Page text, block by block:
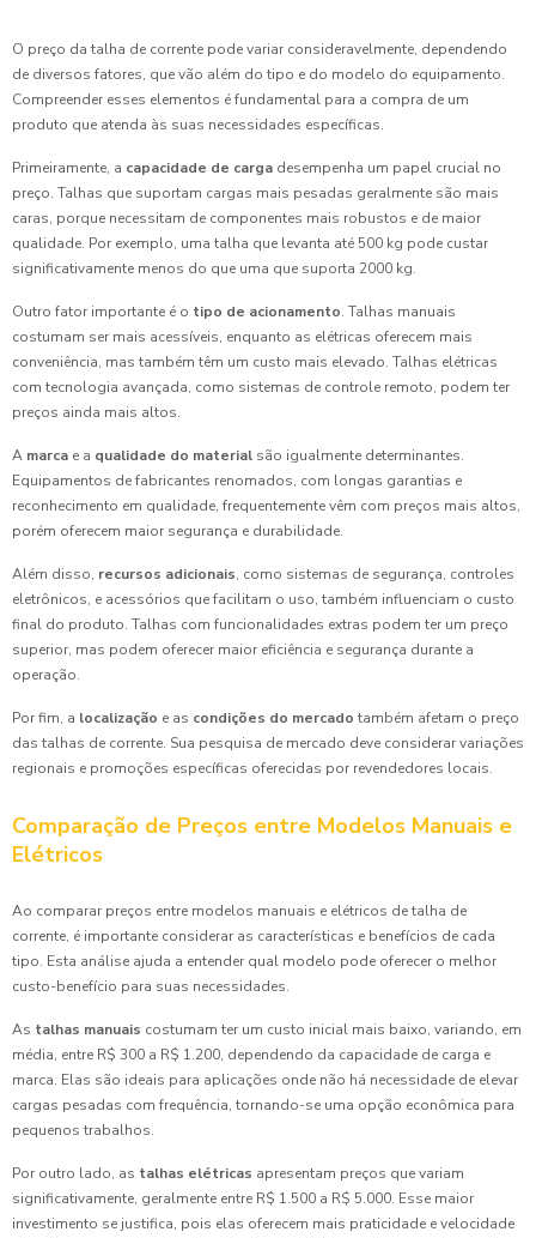
O preço da talha de corrente pode variar consideravelmente, dependendo
de diversos fatores, que vão além do tipo e do modelo do equipamento.
Compreender esses elementos é fundamental para a compra de um
produto que atenda às suas necessidades específicas.
Primeiramente, a capacidade de carga desempenha um papel crucial no
preço. Talhas que suportam cargas mais pesadas geralmente são mais
caras, porque necessitam de componentes mais robustos e de maior
qualidade. Por exemplo, uma talha que levanta até 500 kg pode custar
significativamente menos do que uma que suporta 2000 kg.
Outro fator importante é o tipo de acionamento. Talhas manuais
costumam ser mais acessíveis, enquanto as elétricas oferecem mais
conveniência, mas também têm um custo mais elevado. Talhas elétricas
com tecnologia avançada, como sistemas de controle remoto, podem ter
preços ainda mais altos.
A marca e a qualidade do material são igualmente determinantes.
Equipamentos de fabricantes renomados, com longas garantias e
reconhecimento em qualidade, frequentemente vêm com preços mais altos,
porém oferecem maior segurança e durabilidade.
Além disso, recursos adicionais, como sistemas de segurança, controles
eletrônicos, e acessórios que facilitam o uso, também influenciam o custo
final do produto. Talhas com funcionalidades extras podem ter um preço
superior, mas podem oferecer maior eficiência e segurança durante a
operação.
Por fim, a localização e as condições do mercado também afetam o preço
das talhas de corrente. Sua pesquisa de mercado deve considerar variações
regionais e promoções específicas oferecidas por revendedores locais.
Comparação de Preços entre Modelos Manuais e
Elétricos
Ao comparar preços entre modelos manuais e elétricos de talha de
corrente, é importante considerar as características e benefícios de cada
tipo. Esta análise ajuda a entender qual modelo pode oferecer o melhor
custo-benefício para suas necessidades.
As talhas manuais costumam ter um custo inicial mais baixo, variando, em
média, entre R$ 300 a R$ 1.200, dependendo da capacidade de carga e
marca. Elas são ideais para aplicações onde não há necessidade de elevar
cargas pesadas com frequência, tornando-se uma opção econômica para
pequenos trabalhos.
Por outro lado, as talhas elétricas apresentam preços que variam
significativamente, geralmente entre R$ 1.500 a R$ 5.000. Esse maior
investimento se justifica, pois elas oferecem mais praticidade e velocidade